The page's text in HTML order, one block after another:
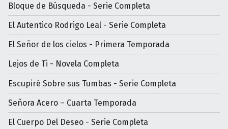
Bloque de Búsqueda - Serie Completa
El Autentico Rodrigo Leal - Serie Completa
El Señor de los cielos - Primera Temporada
Lejos de Ti - Novela Completa
Escupiré Sobre sus Tumbas - Serie Completa
Señora Acero – Cuarta Temporada
El Cuerpo Del Deseo - Serie Completa